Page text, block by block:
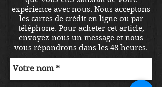
expérience avec nous. Nous acceptons
les cartes de crédit en ligne ou par
téléphone. Pour acheter cet article,
envoyez-nous un message et nous
vous répondrons dans les 48 heures.